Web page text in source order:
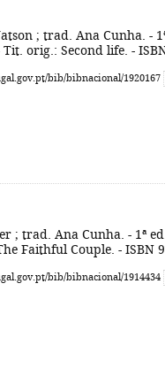
; trad. Ana Cunha. -
orig.: Second life. -
bib/bibnacional/1920167
; trad. Ana Cunha. - 1ª
Faithful Couple. - ISBN
bib/bibnacional/1914434